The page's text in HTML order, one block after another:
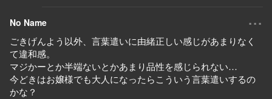
No Name ...
ごきげんよう以外、言葉遣いに由緒正しい感じがあまりなく
て違和感。
マジかーとか半端ないとかあまり品性を感じられない…
今どきはお嬢様でも大人になったらこういう言葉遣いするの
かな？